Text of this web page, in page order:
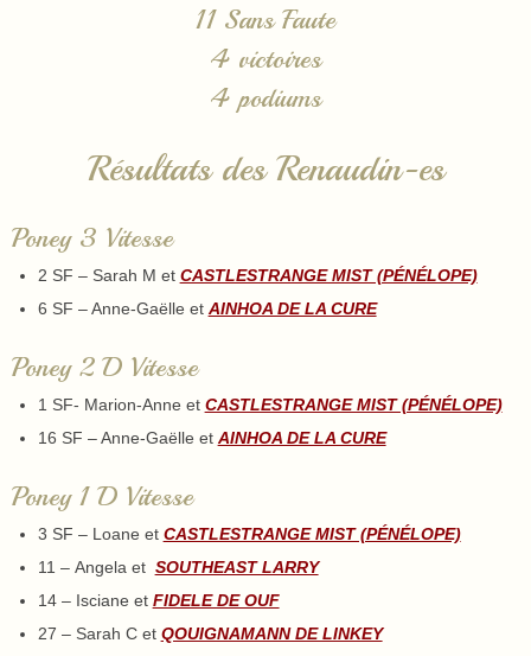
11 Sans Faute
4 victoires
4 podiums
Résultats des Renaudin-es
Poney 3 Vitesse
2 SF – Sarah M et CASTLESTRANGE MIST (PÉNÉLOPE)
6 SF – Anne-Gaëlle et AINHOA DE LA CURE
Poney 2 D Vitesse
1 SF- Marion-Anne et CASTLESTRANGE MIST (PÉNÉLOPE)
16 SF – Anne-Gaëlle et AINHOA DE LA CURE
Poney 1 D Vitesse
3 SF – Loane et CASTLESTRANGE MIST (PÉNÉLOPE)
11 – Angela et SOUTHEAST LARRY
14 – Isciane et FIDELE DE OUF
27 – Sarah C et QOUIGNAMANN DE LINKEY